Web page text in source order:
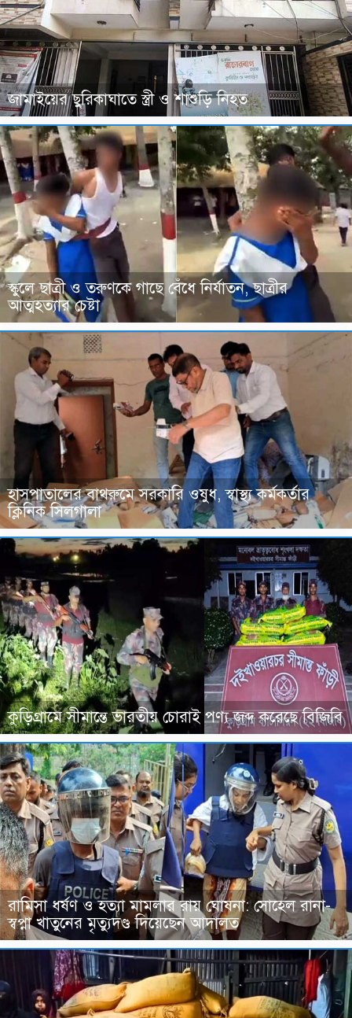
জামাইয়ের ছুরিকাঘাতে স্ত্রী ও শাশুড়ি নিহত
স্কুলে ছাত্রী ও তরুণকে গাছে বেঁধে নির্যাতন, ছাত্রীর
আত্মহত্যার চেষ্টা
হাসপাতালের বাথরুমে সরকারি ওষুধ, স্বাস্থ্য কর্মকর্তার
ক্লিনিক সিলগালা
কুড়িগ্রামে সীমান্তে ভারতীয় চোরাই পণ্য জব্দ করেছে বিজিবি
রামিসা ধর্ষণ ও হত্যা মামলার রায় ঘোষনা: সোহেল রানা-
স্বপ্না খাতুনের মৃত্যুদণ্ড দিয়েছেন আদালত